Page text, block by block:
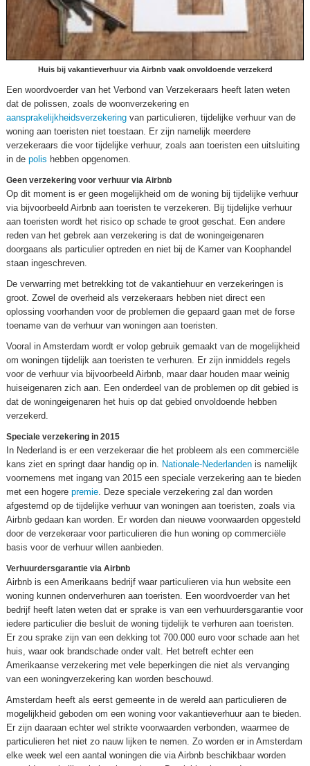
Huis bij vakantieverhuur via Airbnb vaak onvoldoende verzekerd
Een woordvoerder van het Verbond van Verzekeraars heeft laten weten
dat de polissen, zoals de woonverzekering en
aansprakelijkheidsverzekering van particulieren, tijdelijke verhuur van de
woning aan toeristen niet toestaan. Er zijn namelijk meerdere
verzekeraars die voor tijdelijke verhuur, zoals aan toeristen een uitsluiting
in de polis hebben opgenomen.
Geen verzekering voor verhuur via Airbnb
Op dit moment is er geen mogelijkheid om de woning bij tijdelijke verhuur
via bijvoorbeeld Airbnb aan toeristen te verzekeren. Bij tijdelijke verhuur
aan toeristen wordt het risico op schade te groot geschat. Een andere
reden van het gebrek aan verzekering is dat de woningeigenaren
doorgaans als particulier optreden en niet bij de Kamer van Koophandel
staan ingeschreven.
De verwarring met betrekking tot de vakantiehuur en verzekeringen is
groot. Zowel de overheid als verzekeraars hebben niet direct een
oplossing voorhanden voor de problemen die gepaard gaan met de forse
toename van de verhuur van woningen aan toeristen.
Vooral in Amsterdam wordt er volop gebruik gemaakt van de mogelijkheid
om woningen tijdelijk aan toeristen te verhuren. Er zijn inmiddels regels
voor de verhuur via bijvoorbeeld Airbnb, maar daar houden maar weinig
huiseigenaren zich aan. Een onderdeel van de problemen op dit gebied is
dat de woningeigenaren het huis op dat gebied onvoldoende hebben
verzekerd.
Speciale verzekering in 2015
In Nederland is er een verzekeraar die het probleem als een commerciële
kans ziet en springt daar handig op in. Nationale-Nederlanden is namelijk
voornemens met ingang van 2015 een speciale verzekering aan te bieden
met een hogere premie. Deze speciale verzekering zal dan worden
afgestemd op de tijdelijke verhuur van woningen aan toeristen, zoals via
Airbnb gedaan kan worden. Er worden dan nieuwe voorwaarden opgesteld
door de verzekeraar voor particulieren die hun woning op commerciële
basis voor de verhuur willen aanbieden.
Verhuurdersgarantie via Airbnb
Airbnb is een Amerikaans bedrijf waar particulieren via hun website een
woning kunnen onderverhuren aan toeristen. Een woordvoerder van het
bedrijf heeft laten weten dat er sprake is van een verhuurdersgarantie voor
iedere particulier die besluit de woning tijdelijk te verhuren aan toeristen.
Er zou sprake zijn van een dekking tot 700.000 euro voor schade aan het
huis, waar ook brandschade onder valt. Het betreft echter een
Amerikaanse verzekering met vele beperkingen die niet als vervanging
van een woningverzekering kan worden beschouwd.
Amsterdam heeft als eerst gemeente in de wereld aan particulieren de
mogelijkheid geboden om een woning voor vakantieverhuur aan te bieden.
Er zijn daaraan echter wel strikte voorwaarden verbonden, waarmee de
particulieren het niet zo nauw lijken te nemen. Zo worden er in Amsterdam
elke week wel een aantal woningen die via Airbnb beschikbaar worden